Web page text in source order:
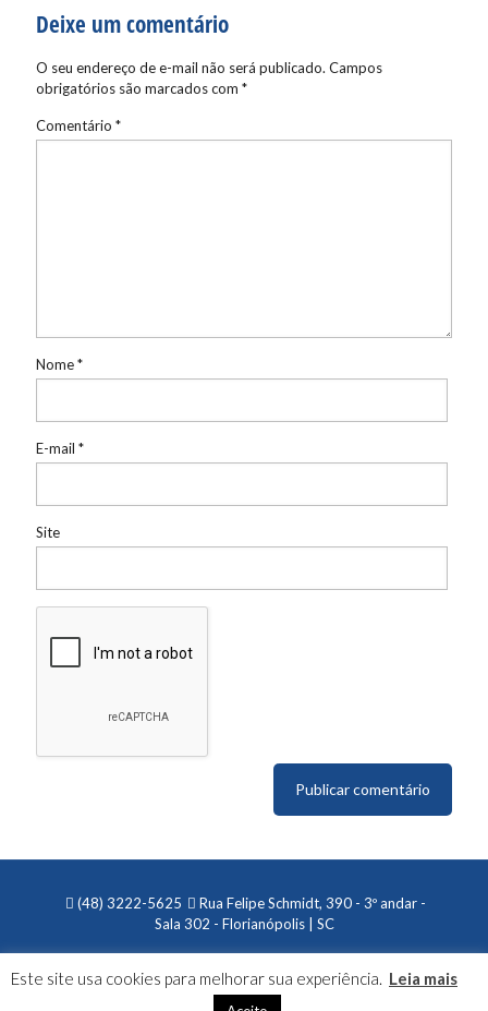
Deixe um comentário
O seu endereço de e-mail não será publicado. Campos
obrigatórios são marcados com *
Comentário *
Nome*
E-mail *
Site
(48) 3222-5625
Rua Felipe Schmidt, 390 - 3º andar -
Sala 302 - Florianópolis | SC
Este site usa cookies para melhorar sua experiência. Leia mais